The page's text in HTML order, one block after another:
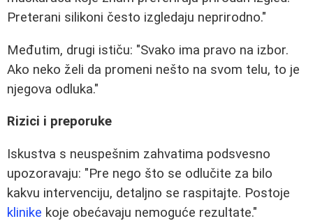
Preterani silikoni često izgledaju neprirodno."
Međutim, drugi ističu: "Svako ima pravo na izbor.
Ako neko želi da promeni nešto na svom telu, to je
njegova odluka."
Rizici i preporuke
Iskustva s neuspešnim zahvatima podsvesno
upozoravaju: "Pre nego što se odlučite za bilo
kakvu intervenciju, detaljno se raspitajte. Postoje
klinike koje obećavaju nemoguće rezultate."